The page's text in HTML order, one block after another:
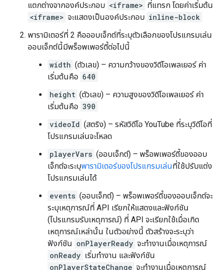
แตกต่างจากองค์ประกอบ <iframe> ที่แทรก โดยค่าเริ่มต้น
<iframe> จะแสดงเป็นองค์ประกอบ inline-block
พารามิเตอร์ที่ 2 คือออบเจ็กต์ที่ระบุตัวเลือกของโปรแกรมเล่น
ออบเจ็กต์นี้มีพร็อพเพอร์ตี้ต่อไปนี้
width (ตัวเลข) – ความกว้างของวิดีโอเพลเยอร์ ค่า
เริ่มต้นคือ 640
height (ตัวเลข) – ความสูงของวิดีโอเพลเยอร์ ค่า
เริ่มต้นคือ 390
videoId (สตริง) – รหัสวิดีโอ YouTube ที่ระบุวิดีโอที่
โปรแกรมเล่นจะโหลด
playerVars (ออบเจ็กต์) – พร็อพเพอร์ตี้ของออบ
เจ็กต์จะระบุพารามิเตอร์ของโปรแกรมเล่นที่ใช้ปรับแต่ง
โปรแกรมเล่นได้
events (ออบเจ็กต์) – พร็อพเพอร์ตี้ของออบเจ็กต์จะ
ระบุเหตุการณ์ที่ API เรียกให้แสดงและฟังก์ชัน
(โปรแกรมรับเหตุการณ์) ที่ API จะเรียกใช้เมื่อเกิด
เหตุการณ์เหล่านั้น ในตัวอย่างนี้ ตัวสร้างจะระบุว่า
ฟังก์ชัน onPlayerReady จะทำงานเมื่อเหตุการณ์
onReady เริ่มทํางาน และฟังก์ชัน
onPlayerStateChange จะทำงานเมื่อเหตุการณ์